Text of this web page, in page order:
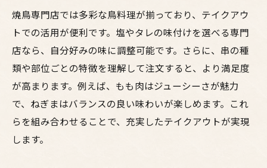
焼鳥専門店では多彩な鳥料理が揃っており、テイクアウ
トでの活用が便利です。塩やタレの味付けを選べる専門
店なら、自分好みの味に調整可能です。さらに、串の種
類や部位ごとの特徴を理解して注文すると、より満足度
が高まります。例えば、もも肉はジューシーさが魅力
で、ねぎまはバランスの良い味わいが楽しめます。これ
らを組み合わせることで、充実したテイクアウトが実現
します。